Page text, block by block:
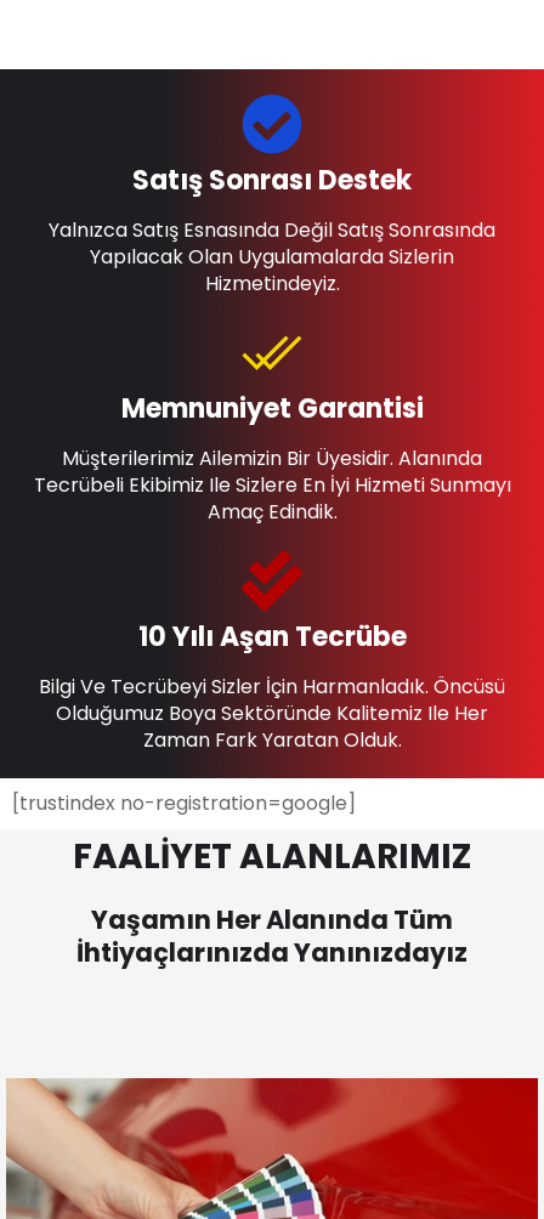
10 Yılı Aşan Tecrübe
Bilgi Ve Tecrübeyi Sizler İçin Harmanladık. Öncüsü
Olduğumuz Boya Sektöründe Kalitemiz Ile Her
Zaman Fark Yaratan Olduk.
Memnuniyet Garantisi
Müşterilerimiz Ailemizin Bir Üyesidir. Alanında
Tecrübeli Ekibimiz Ile Sizlere En İyi Hizmeti Sunmayı
Amaç Edindik.
Satış Sonrası Destek
Yalnızca Satış Esnasında Değil Satış Sonrasında
Yapılacak Olan Uygulamalarda Sizlerin
Hizmetindeyiz.
[trustindex no-registration=google]
FAALİYET ALANLARIMIZ
Yaşamın Her Alanında Tüm
İhtiyaçlarınızda Yanınızdayız